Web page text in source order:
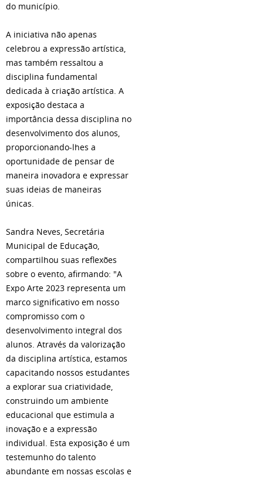
do município.
A iniciativa não apenas
celebrou a expressão artística,
mas também ressaltou a
disciplina fundamental
dedicada à criação artística. A
exposição destaca a
importância dessa disciplina no
desenvolvimento dos alunos,
proporcionando-lhes a
oportunidade de pensar de
maneira inovadora e expressar
suas ideias de maneiras
únicas.
Sandra Neves, Secretária
Municipal de Educação,
compartilhou suas reflexões
sobre o evento, afirmando: "A
Expo Arte 2023 representa um
marco significativo em nosso
compromisso com o
desenvolvimento integral dos
alunos. Através da valorização
da disciplina artística, estamos
capacitando nossos estudantes
a explorar sua criatividade,
construindo um ambiente
educacional que estimula a
inovação e a expressão
individual. Esta exposição é um
testemunho do talento
abundante em nossas escolas e